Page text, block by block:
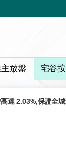
放盤 宅谷
達 2.03%,保證全城